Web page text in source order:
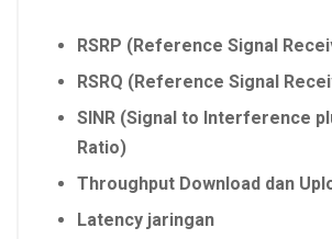
RSRP (Reference Signal
RSRQ (Reference Signal
SINR (Signal to Interference
Ratio)
Throughput Download dan
Latency jaringan